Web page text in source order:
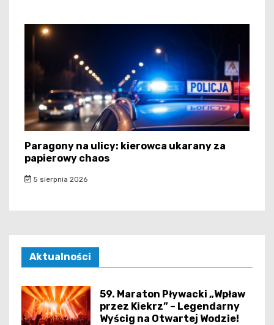
Paragony na ulicy: kierowca ukarany za
papierowy chaos
5 sierpnia 2026
Aktualności
59. Maraton Pływacki „Wpław
przez Kiekrz” – Legendarny
Wyścig na Otwartej Wodzie!